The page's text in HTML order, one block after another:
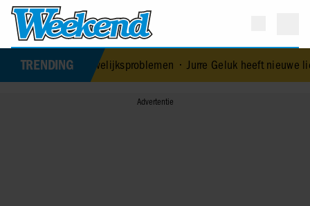
TRENDING
ontkent huwelijksproblemen•Jurre Geluk heeft nieuwe liefde na